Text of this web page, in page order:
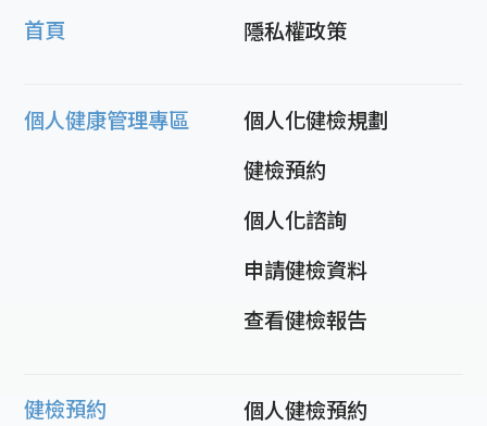
首頁 隱私權政策
個人健康管理專區
個人化健檢規劃
健檢預約
個人化諮詢
申請健檢資料
查看健檢報告
健檢預約 個人健檢預約